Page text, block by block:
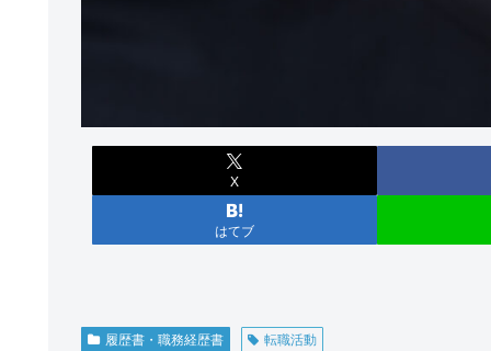
X
はてブ
履歴書・職務経歴書 転職活動